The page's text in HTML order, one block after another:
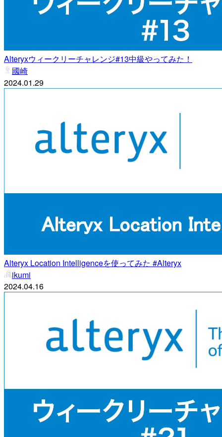
Alteryxウィークリーチャレンジ#13中級やってみた！
國崎
2024.01.29
Alteryx Location Intelligenceを使ってみた #Alteryx
ikumi
2024.04.16